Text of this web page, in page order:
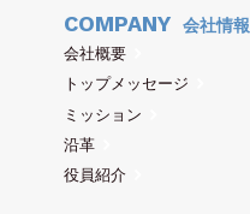
COMPANY 会社情報
会社概要
トップメッセージ
ミッション
沿革
役員紹介